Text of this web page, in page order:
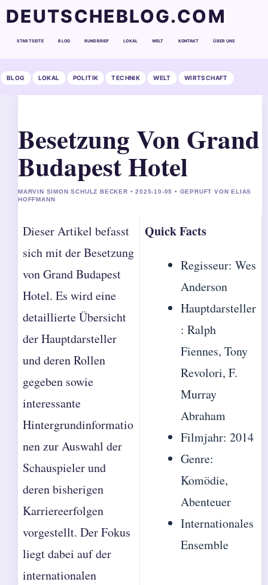
DEUTSCHEBLOG.COM
STARTSEITE BLOG RUNDBRIEF LOKAL WELT KONTAKT ÜBER UNS
BLOG LOKAL POLITIK TECHNIK WELT WIRTSCHAFT
Besetzung Von Grand
Budapest Hotel
MARVIN SIMON SCHULZ BECKER • 2025-10-05 • GEPRUFT VON ELIAS
HOFFMANN
Dieser Artikel befasst
sich mit der Besetzung
von Grand Budapest
Hotel. Es wird eine
detaillierte Übersicht
der Hauptdarsteller
und deren Rollen
gegeben sowie
interessante
Hintergrundinformatio
nen zur Auswahl der
Schauspieler und
deren bisherigen
Karriereerfolgen
vorgestellt. Der Fokus
liegt dabei auf der
internationalen
Quick Facts
Regisseur: Wes
Anderson
Hauptdarsteller
: Ralph
Fiennes, Tony
Revolori, F.
Murray
Abraham
Filmjahr: 2014
Genre:
Komödie,
Abenteuer
Internationales
Ensemble